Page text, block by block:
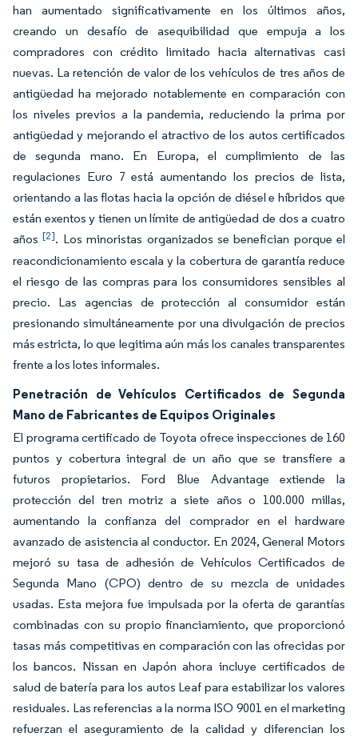
han aumentado significativamente en los últimos años,
creando un desafío de asequibilidad que empuja a los
compradores con crédito limitado hacia alternativas casi
nuevas. La retención de valor de los vehículos de tres años de
antigüedad ha mejorado notablemente en comparación con
los niveles previos a la pandemia, reduciendo la prima por
antigüedad y mejorando el atractivo de los autos certificados
de segunda mano. En Europa, el cumplimiento de las
regulaciones Euro 7 está aumentando los precios de lista,
orientando a las flotas hacia la opción de diésel e híbridos que
están exentos y tienen un límite de antigüedad de dos a cuatro
años[2]. Los minoristas organizados se benefician porque el
reacondicionamiento escala y la cobertura de garantía reduce
el riesgo de las compras para los consumidores sensibles al
precio. Las agencias de protección al consumidor están
presionando simultáneamente por una divulgación de precios
más estricta, lo que legitima aún más los canales transparentes
frente a los lotes informales.
Penetración de Vehículos Certificados de Segunda
Mano de Fabricantes de Equipos Originales
El programa certificado de Toyota ofrece inspecciones de 160
puntos y cobertura integral de un año que se transfiere a
futuros propietarios. Ford Blue Advantage extiende la
protección del tren motriz a siete años o 100.000 millas,
aumentando la confianza del comprador en el hardware
avanzado de asistencia al conductor. En 2024, General Motors
mejoró su tasa de adhesión de Vehículos Certificados de
Segunda Mano (CPO) dentro de su mezcla de unidades
usadas. Esta mejora fue impulsada por la oferta de garantías
combinadas con su propio financiamiento, que proporcionó
tasas más competitivas en comparación con las ofrecidas por
los bancos. Nissan en Japón ahora incluye certificados de
salud de batería para los autos Leaf para estabilizar los valores
residuales. Las referencias a la norma ISO 9001 en el marketing
refuerzan el aseguramiento de la calidad y diferencian los